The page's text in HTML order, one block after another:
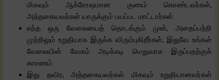
மிகவும் ஆக்ரோஷமான குணம் கொண்டவர்கள்,
அத்தகையவர்கள் யாருக்கும் பயப்பட மாட்டார்கள்.
எந்த ஒரு வேலையைத் தொடங்கும் முன், அதைப்பற்றி
முற்றிலும் உறுதியாக இருக்க விரும்புகிறீர்கள், இதுவே உங்கள்
வேலையின் வேகம் அடிக்கடி மெதுவாக இருப்பதற்குக்
காரணம்.
இது தவிர, அத்தகையவர்கள் மிகவும் உறுதியானவர்கள்